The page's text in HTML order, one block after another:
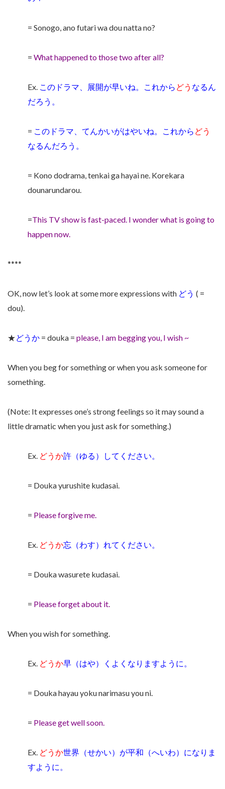
= Sonogo, ano futari wa dou natta no?
= What happened to those two after all?
Ex. このドラマ、展開が早いね。これから どう なるん
だろう。
= このドラマ、てんかいがはやいね。これから どう
なるんだろう。
= Kono dodrama, tenkai ga hayai ne. Korekara
dounarundarou.
=This TV show is fast-paced. I wonder what is going to
happen now.
****
OK, now let’s look at some more expressions with どう ( =
dou).
★どうか = douka = please, I am begging you, I wish ~
When you beg for something or when you ask someone for
something.
(Note: It expresses one’s strong feelings so it may sound a
little dramatic when you just ask for something.)
Ex. どうか許（ゆる）してください。
= Douka yurushite kudasai.
= Please forgive me.
Ex. どうか忘（わす）れてください。
= Douka wasurete kudasai.
= Please forget about it.
When you wish for something.
Ex. どうか早（はや）くよくなりますように。
= Douka hayau yoku narimasu you ni.
= Please get well soon.
Ex. どうか世界（せかい）が平和（へいわ）になりま
すように。